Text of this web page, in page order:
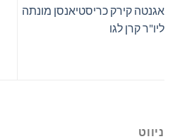
אגנטה קירק כריסטיאנסן מונתה
ליו"ר קרן לגו
ניווט